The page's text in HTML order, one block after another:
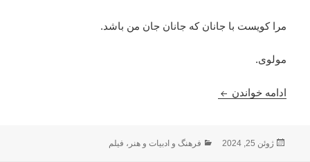
مراکویست با جانان که جانان جان من باشد.
مولوی.
ادامه خواندن شاد روان استاد توریالی شفق یک نام معروف،
ارسال
ژوئن 25, 2024 دسته‌ها
فرهنگ و ادبیات و هنر ، فیلم